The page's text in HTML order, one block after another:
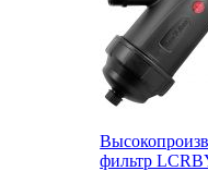
фильтр